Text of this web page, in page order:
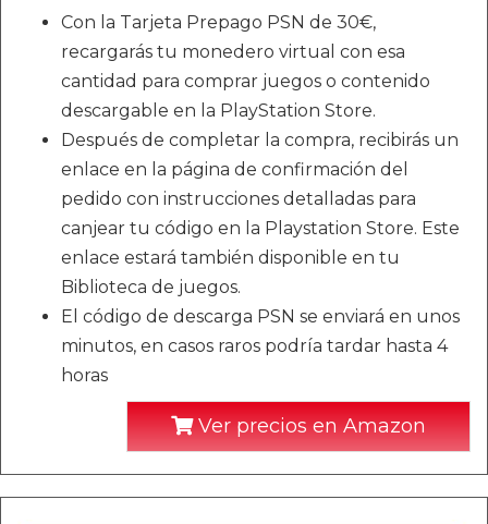
Con la Tarjeta Prepago PSN de 30€,
recargarás tu monedero virtual con esa
cantidad para comprar juegos o contenido
descargable en la PlayStation Store.
Después de completar la compra, recibirás un
enlace en la página de confirmación del
pedido con instrucciones detalladas para
canjear tu código en la Playstation Store. Este
enlace estará también disponible en tu
Biblioteca de juegos.
El código de descarga PSN se enviará en unos
minutos, en casos raros podría tardar hasta 4
horas
Ver precios en Amazon